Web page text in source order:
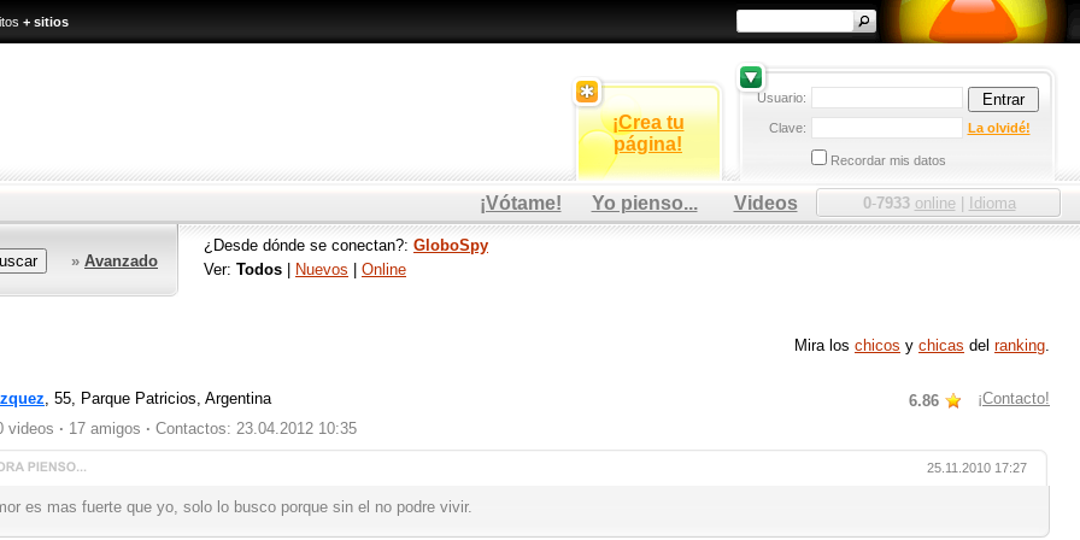
+ sitios
¡Crea tu
página!
Usuario:
Clave: La olvidé!
Recordar mis datos
¡Vótame! Yo pienso... Videos 0-7933 online| Idioma
» Avanzado
¿Desde dónde se conectan?: GloboSpy
Ver: Todos Nuevos Online
Mira los chicos y chicas del ranking.
, 55, Parque Patricios, Argentina 6.86
¡Contacto!
videos · 17 amigos · Contactos: 23.04.2012 10:35
25.11.2010 17:27
es mas fuerte que yo, solo lo busco porque sin el no podre vivir.